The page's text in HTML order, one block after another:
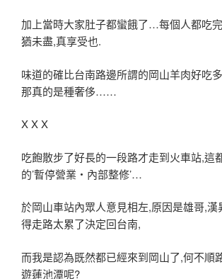
加上當時大家肚子都蠻餓了…每個人都吃
猶未盡,真享受也.
味道的確比台南路邊所謂的岡山羊肉好吃
那真的是種奢侈……
X X X
吃飽散步了好長的一段路才走到火車站,這
的’暫停營業‧內部整修’…
於岡山車站內眾人意見相左,原因是雄哥,漢
得走路太累了決定回台南,
而我是認為既然都已經來到岡山了,何不順
遊蓮池潭呢?